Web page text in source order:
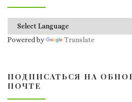
Powered by Translate
ПОДПИСАТЬСЯ НА
ПОЧТЕ